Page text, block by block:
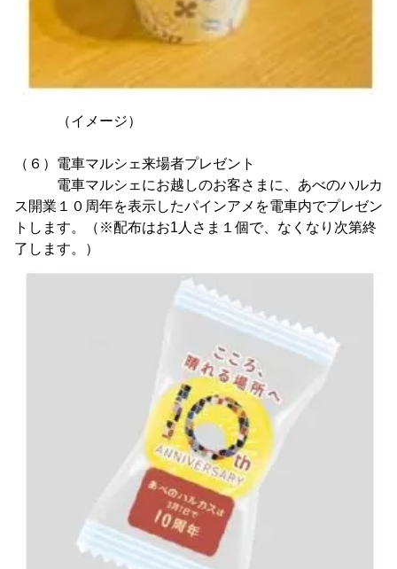
（イメージ）
（６）電車マルシェ来場者プレゼント
電車マルシェにお越しのお客さまに、あべのハルカ
ス開業１０周年を表示したパインアメを電車内でプレゼン
トします。（※配布はお1人さま１個で、なくなり次第終
了します。）